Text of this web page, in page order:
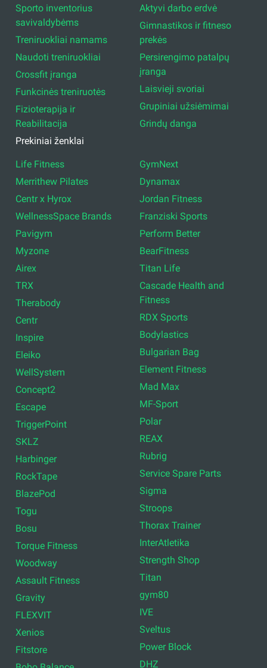
Sporto inventorius
savivaldybėms
Treniruokliai namams
Naudoti treniruokliai
Crossfit įranga
Funkcinės treniruotės
Fizioterapija ir
Reabilitacija
Aktyvi darbo erdvė
Gimnastikos ir fitneso
prekės
Persirengimo patalpų
įranga
Laisvieji svoriai
Grupiniai užsiėmimai
Grindų danga
Prekiniai ženklai
Life Fitness
Merrithew Pilates
Centr x Hyrox
WellnessSpace Brands
Pavigym
Myzone
Airex
TRX
Therabody
Centr
Inspire
Eleiko
WellSystem
Concept2
Escape
TriggerPoint
SKLZ
Harbinger
RockTape
BlazePod
Togu
Bosu
Torque Fitness
Woodway
Assault Fitness
Gravity
FLEXVIT
Xenios
Fitstore
GymNext
Dynamax
Jordan Fitness
Franziski Sports
Perform Better
BearFitness
Titan Life
Cascade Health and
Fitness
RDX Sports
Bodylastics
Bulgarian Bag
Element Fitness
Mad Max
MF-Sport
Polar
REAX
Rubrig
Service Spare Parts
Sigma
Stroops
Thorax Trainer
InterAtletika
Strength Shop
Titan
gym80
IVE
Sveltus
Power Block
DHZ